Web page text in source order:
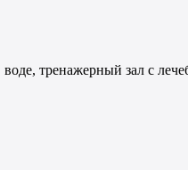
тренажерный зал с